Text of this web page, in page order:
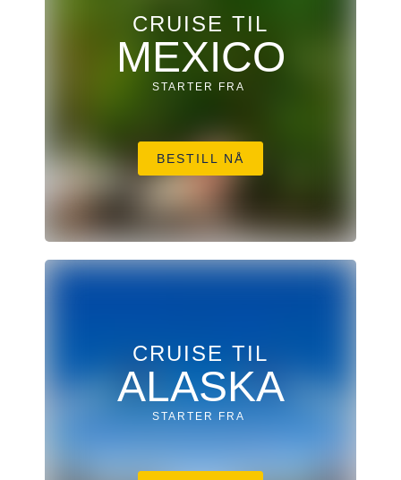
CRUISE TIL
MEXICO
STARTER FRA
BESTILL NÅ
CRUISE TIL
ALASKA
STARTER FRA